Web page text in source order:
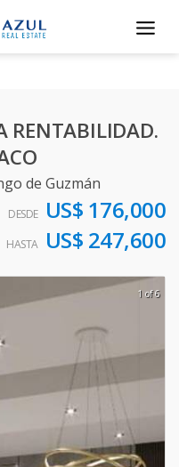
RENTABILIDAD.
de Guzmán
DESDE US$ 176,000
HASTA US$ 247,600
1 of 6